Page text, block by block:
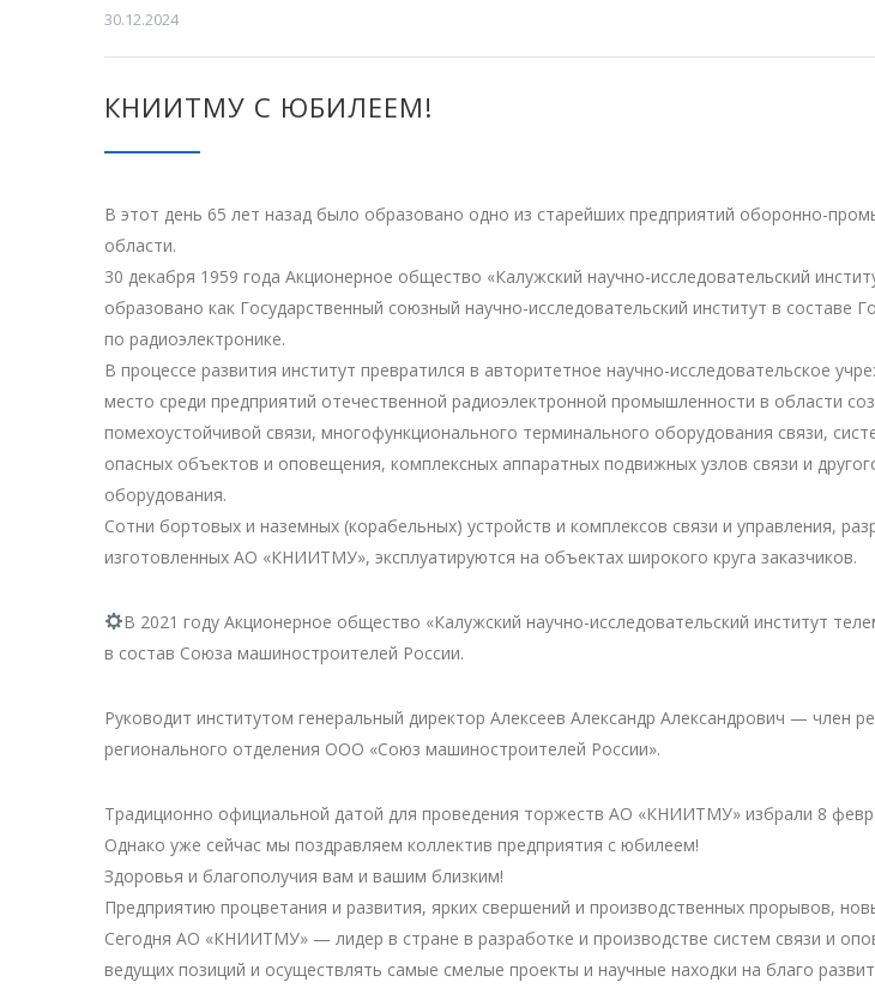
30.12.2024
КНИИТМУ С ЮБИЛЕЕМ!
В этот день 65 лет назад было образовано одно из старейших предприятий оборонно-
области.
30 декабря 1959 года Акционерное общество «Калужский научно-исследовательский
образовано как Государственный союзный научно-исследовательский институт в составе
по радиоэлектронике.
В процессе развития институт превратился в авторитетное научно-исследовательское
место среди предприятий отечественной радиоэлектронной промышленности в области
помехоустойчивой связи, многофункционального терминального оборудования связи,
опасных объектов и оповещения, комплексных аппаратных подвижных узлов связи и
оборудования.
Сотни бортовых и наземных (корабельных) устройств и комплексов связи и управления,
изготовленных АО «КНИИТМУ», эксплуатируются на объектах широкого круга заказчиков.
В 2021 году Акционерное общество «Калужский научно-исследовательский институт
в состав Союза машиностроителей России.
Руководит институтом генеральный директор Алексеев Александр Александрович — член
регионального отделения ООО «Союз машиностроителей России».
Традиционно официальной датой для проведения торжеств АО «КНИИТМУ» избрали 8
Однако уже сейчас мы поздравляем коллектив предприятия с юбилеем!
Здоровья и благополучия вам и вашим близким!
Предприятию процветания и развития, ярких свершений и производственных прорывов,
Сегодня АО «КНИИТМУ» — лидер в стране в разработке и производстве систем связи и
ведущих позиций и осуществлять самые смелые проекты и научные находки на благо